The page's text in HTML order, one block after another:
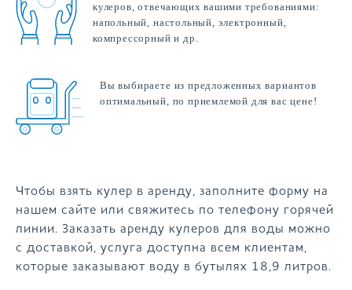
кулеров, отвечающих вашими требованиями:
напольный, настольный, электронный,
компрессорный и др.
Вы выбираете из предложенных вариантов
оптимальный, по приемлемой для вас цене!
Чтобы взять кулер в аренду, заполните форму на
нашем сайте или свяжитесь по телефону горячей
линии. Заказать аренду кулеров для воды можно
с доставкой, услуга доступна всем клиентам,
которые заказывают воду в бутылях 18,9 литров.